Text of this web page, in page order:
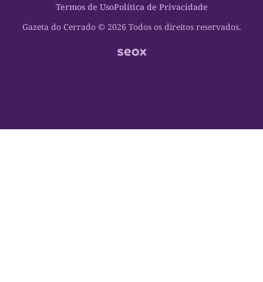
Oportunidades
Cultura
Planeta Vivo
Espaço Cidadania
Gazeta do Cerrado © 2026 Todos os direitos reservados.
Termos de UsoPolítica de Privacidade